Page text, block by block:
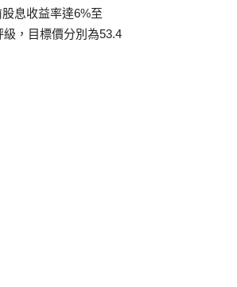
息收益率達6%至
，目標價分別為53.4